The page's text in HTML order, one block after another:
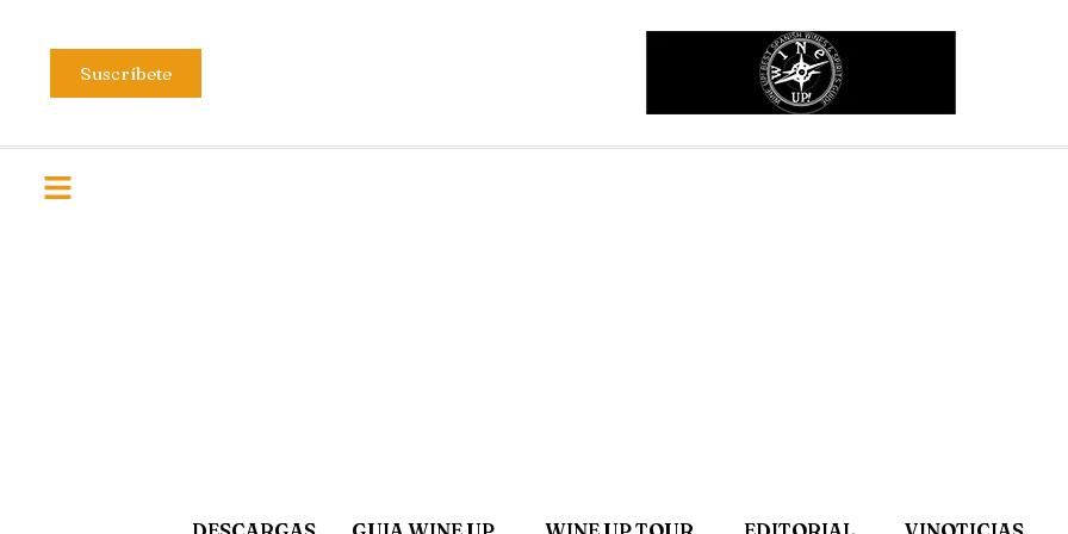
Suscríbete